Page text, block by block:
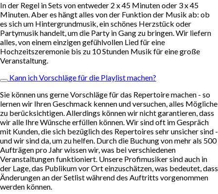
In der Regel in Sets von entweder 2 x 45 Minuten oder 3 x 45
Minuten. Aber es hängt alles von der Funktion der Musik ab: ob
es sich um Hintergrundmusik, ein schönes Herzstück oder
Partymusik handelt, um die Party in Gang zu bringen. Wir liefern
alles, von einem einzigen gefühlvollen Lied für eine
Hochzeitszeremonie bis zu 10 Stunden Musik für eine große
Veranstaltung.
Kann ich Vorschläge für die Playlist machen?
Sie können uns gerne Vorschläge für das Repertoire machen - so
lernen wir Ihren Geschmack kennen und versuchen, alles Mögliche
zu berücksichtigen. Allerdings können wir nicht garantieren, dass
wir alle Ihre Wünsche erfüllen können. Wir sind oft im Gespräch
mit Kunden, die sich bezüglich des Repertoires sehr unsicher sind -
und wir sind da, um zu helfen. Durch die Buchung von mehr als 500
Aufträgen pro Jahr wissen wir, was bei verschiedenen
Veranstaltungen funktioniert. Unsere Profimusiker sind auch in
der Lage, das Publikum vor Ort einzuschätzen, was bedeutet, dass
Änderungen an der Setlist während des Auftritts vorgenommen
werden können.